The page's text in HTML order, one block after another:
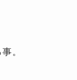
。